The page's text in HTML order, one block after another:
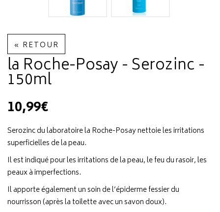
« RETOUR
la Roche-Posay - Serozinc -
150ml
10,99€
Serozinc du laboratoire la Roche-Posay nettoie les irritations
superficielles de la peau.
Il est indiqué pour les irritations de la peau, le feu du rasoir, les
peaux à imperfections.
Il apporte également un soin de l’épiderme fessier du
nourrisson (après la toilette avec un savon doux).